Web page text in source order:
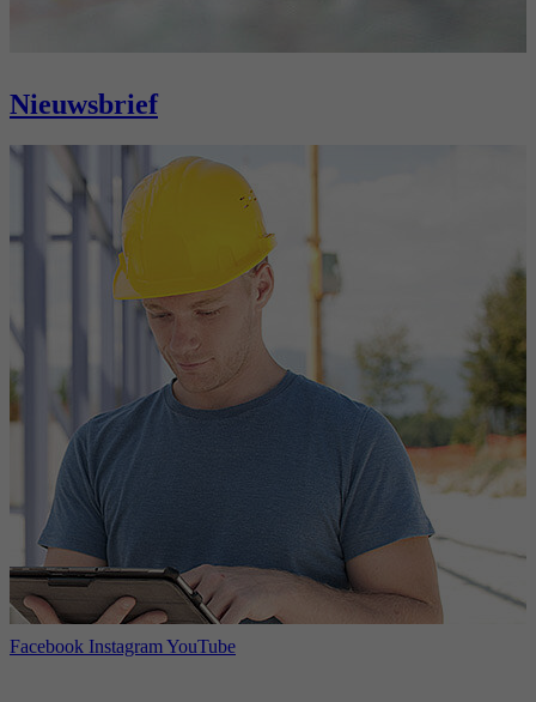
Nieuwsbrief
Facebook InstagramYouTube